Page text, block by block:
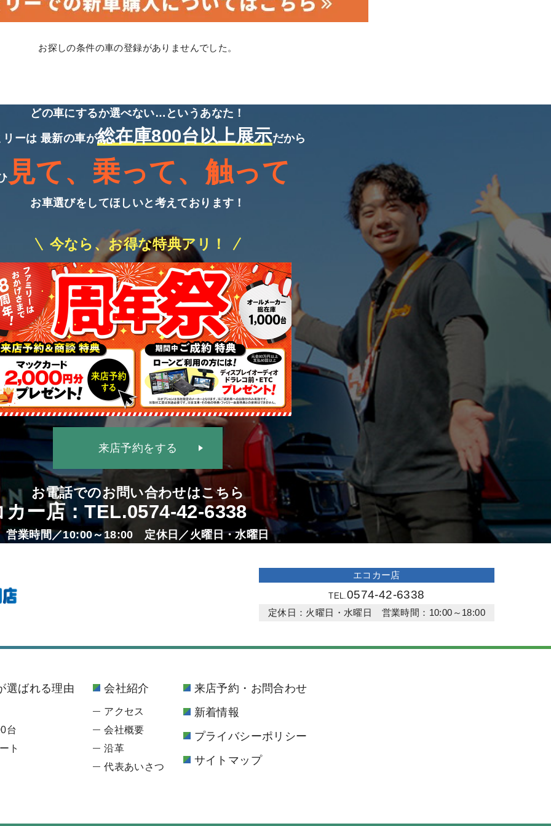
お探しの条件の車の登録がありませんでした。
どの車にするか選べない…というあなた！
リーは 最新の車が総在庫800台以上展示だから
見て、乗って、触って
お車選びをしてほしいと考えております！
今なら、お得な特典アリ！
来店予約をする
お電話でのお問い合わせはこちら
カー店：TEL.0574-42-6338
営業時間／10:00～18:00 定休日／火曜日・水曜日
エコカー店
TEL. 0574-42-6338
定休日：火曜日・水曜日 営業時間：10:00～18:00
選ばれる理由
台
ト
会社紹介
アクセス
会社概要
沿革
代表あいさつ
来店予約・お問合わせ
新着情報
プライバシーポリシー
サイトマップ